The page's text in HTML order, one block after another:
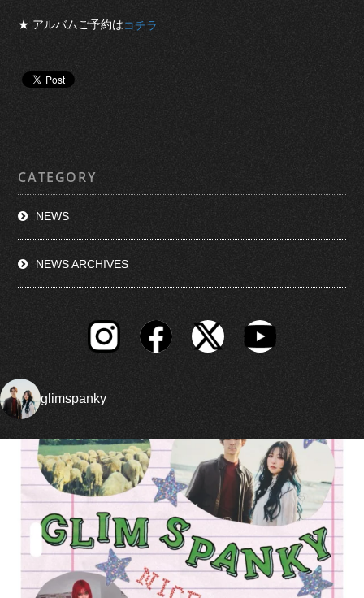
★ アルバムご予約はコチラ
CATEGORY
NEWS
NEWS ARCHIVES
glimspanky